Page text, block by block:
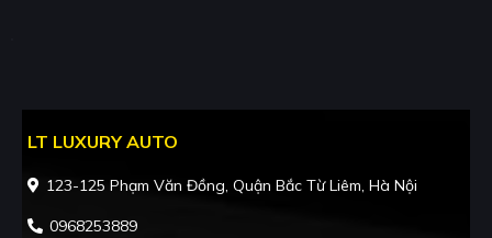
LT LUXURY AUTO
123-125 Phạm Văn Đồng, Quận Bắc Từ Liêm, Hà Nội
0968253889